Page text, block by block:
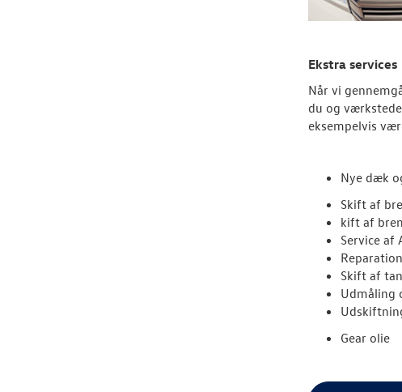
Ekstra services
Når vi
du og
eksempelvis
Nye dæk
Skift af
kift af
Service af
Skift af
Udmåling
Gear olie